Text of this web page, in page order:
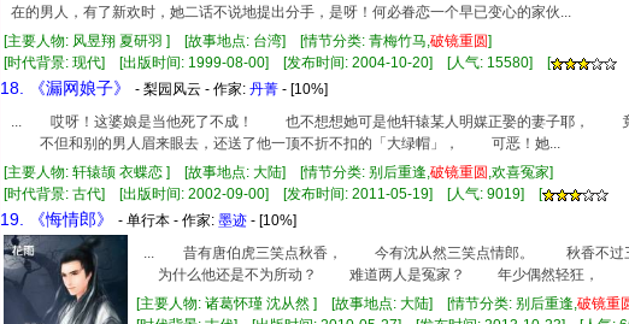
在的男人，有了新欢时，她二话不说地提出分手，是呀！何必眷恋一个早已变心的家伙...
[主要人物: 风昱翔 夏研羽 ] [故事地点: 台湾] [情节分类: 青梅竹马,破镜重圆]
[时代背景: 现代] [出版时间: 1999-08-00] [发布时间: 2004-10-20] [人气: 15580] [
18. 《漏网娘子》 - 梨园风云 - 作家: 丹菁 - [10%]
... 哎呀！这婆娘是当他死了不成！ 也不想想她可是他轩辕某人明媒正娶的妻子耶， 竟
不但和别的男人眉来眼去，还送了他一顶不折不扣的「大绿帽」， 可恶！她...
[主要人物: 轩辕颉 衣蝶恋 ] [故事地点: 大陆] [情节分类: 别后重逢,破镜重圆 ,欢喜冤家]
[时代背景: 古代] [出版时间: 2002-09-00] [发布时间: 2011-05-19] [人气: 9019] [
19. 《悔情郎》 - 单行本 - 作家: 墨迹 - [10%]
... 昔有唐伯虎三笑点秋香， 今有沈从然三笑点情郎。 秋香不过
为什么他还是不为所动？ 难道两人是冤家？ 年少偶然轻狂， 追
[主要人物: 诸葛怀瑾 沈从然 ] [故事地点: 大陆] [情节分类: 别后重逢,破镜重